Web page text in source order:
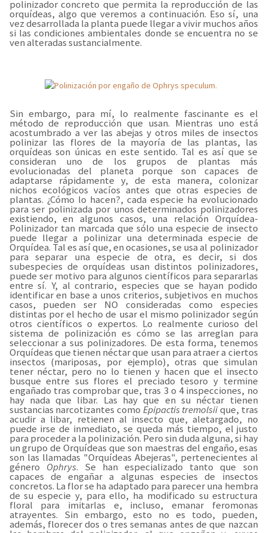
polinizador concreto que permita la reproducción de las
orquídeas, algo que veremos a continuación. Eso sí, una
vez desarrollada la planta puede llegar a vivir muchos años
si las condiciones ambientales donde se encuentra no se
ven alteradas sustancialmente.
Sin embargo, para mí, lo realmente fascinante es el
método de reproducción que usan. Mientras uno está
acostumbrado a ver las abejas y otros miles de insectos
polinizar las flores de la mayoría de las plantas, las
orquídeas son únicas en este sentido. Tal es así que se
consideran uno de los grupos de plantas más
evolucionadas del planeta porque son capaces de
adaptarse rápidamente y, de esta manera, colonizar
nichos ecológicos vacíos antes que otras especies de
plantas. ¿Cómo lo hacen?, cada especie ha evolucionado
para ser polinizada por unos determinados polinizadores
existiendo, en algunos casos, una relación Orquídea-
Polinizador tan marcada que sólo una especie de insecto
puede llegar a polinizar una determinada especie de
Orquídea. Tal es así que, en ocasiones, se usa al polinizador
para separar una especie de otra, es decir, si dos
subespecies de orquídeas usan distintos polinizadores,
puede ser motivo para algunos científicos para separarlas
entre sí. Y, al contrario, especies que se hayan podido
identificar en base a unos criterios, subjetivos en muchos
casos, pueden ser NO consideradas como especies
distintas por el hecho de usar el mismo polinizador según
otros científicos o expertos. Lo realmente curioso del
sistema de polinización es cómo se las arreglan para
seleccionar a sus polinizadores. De esta forma, tenemos
Orquídeas que tienen néctar que usan para atraer a ciertos
insectos (mariposas, por ejemplo), otras que simulan
tener néctar, pero no lo tienen y hacen que el insecto
busque entre sus flores el preciado tesoro y termine
engañado tras comprobar que, tras 3 o 4 inspecciones, no
hay nada que libar. Las hay que en su néctar tienen
sustancias narcotizantes como Epipactis tremolsiique, tras
acudir a libar, retienen al insecto que, aletargado, no
puede irse de inmediato, se queda más tiempo, el justo
para proceder a la polinización. Pero sin duda alguna, si hay
un grupo de Orquídeas que son maestras del engaño, esas
son las llamadas "Orquídeas Abejeras", pertenecientes al
género Ophrys. Se han especializado tanto que son
capaces de engañar a algunas especies de insectos
concretos. La flor se ha adaptado para parecer una hembra
de su especie y, para ello, ha modificado su estructura
floral para imitarlas e, incluso, emanar feromonas
atrayentes. Sin embargo, esto no es todo, pueden,
además, florecer dos o tres semanas antes de que nazcan